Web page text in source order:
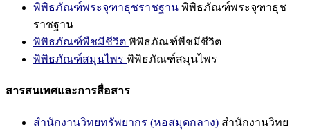
พิพิธภัณฑ์พระจุฑาธุชราชฐาน พิพิธภัณฑ์พระจุฑาธุช
ราชฐาน
พิพิธภัณฑ์พืชมีชีวิต พิพิธภัณฑ์พืชมีชีวิต
พิพิธภัณฑ์สมุนไพร พิพิธภัณฑ์สมุนไพร
สารสนเทศและการสื่อสาร
สำนักงานวิทยทรัพยากร (หอสมุดกลาง) สำนักงานวิทย